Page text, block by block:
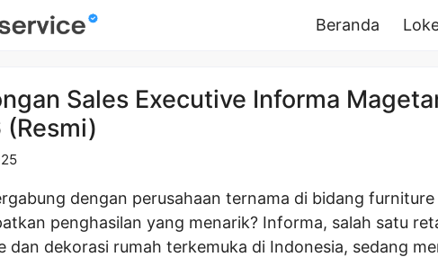
Beranda
Sales Executive Informa
dengan perusahaan ternama di bidang furniture
penghasilan yang menarik? Informa, salah satu
dan dekorasi rumah terkemuka di Indonesia, sedang